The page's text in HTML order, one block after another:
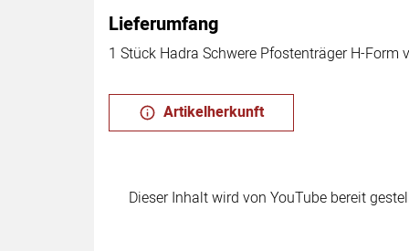
Lieferumfang
1 Stück Hadra Schwere Pfostenträger H-Form
Artikelherkunft
Dieser Inhalt wird von YouTube bereit